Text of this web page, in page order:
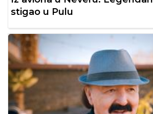
stigao u Pulu